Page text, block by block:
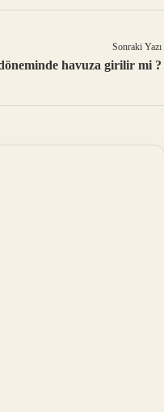
Sonraki Yazı
havuza girilir mi ?